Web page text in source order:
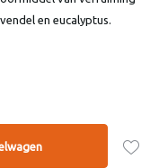
en eucalyptus.